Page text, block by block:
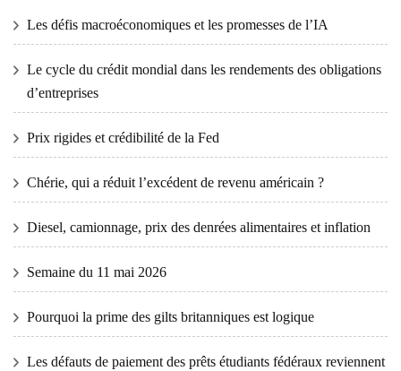
Les défis macroéconomiques et les promesses de l’IA
Le cycle du crédit mondial dans les rendements des obligations
d’entreprises
Prix ​​​​rigides et crédibilité de la Fed
Chérie, qui a réduit l’excédent de revenu américain ?
Diesel, camionnage, prix des denrées alimentaires et inflation
Semaine du 11 mai 2026
Pourquoi la prime des gilts britanniques est logique
Les défauts de paiement des prêts étudiants fédéraux reviennent